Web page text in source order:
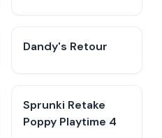
Dandy's Retour
Sprunki Retake
Poppy Playtime 4